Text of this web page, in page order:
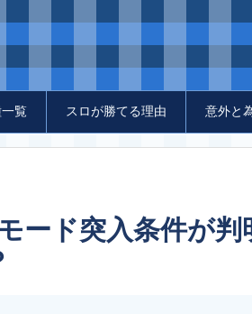
覧 スロが勝てる理由 意外と
ード突入条件が